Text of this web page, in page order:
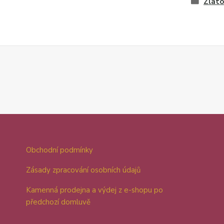
Obchodní podmínky
Zásady zpracování osobních údajů
Kamenná prodejna a výdej z e-shopu po
předchozí domluvě